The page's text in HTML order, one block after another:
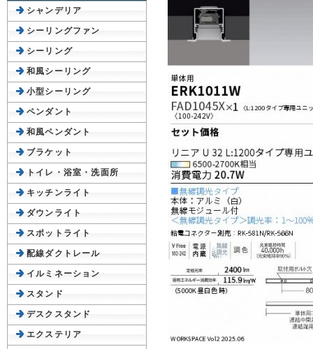
シャンデリア
シーリングファン
シーリング
和風シーリング
小型シーリング
ペンダント
和風ペンダント
ブラケット
トイレ・浴室・洗面所
キッチンライト
ダウンライト
スポットライト
配線ダクトレール
イルミネーション
スタンド
デスクスタンド
エクステリア